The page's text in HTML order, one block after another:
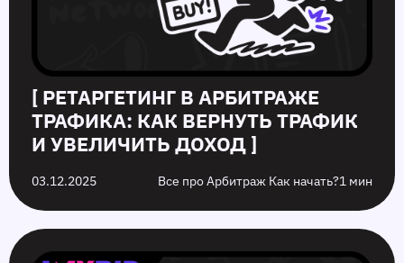
[ РЕТАРГЕТИНГ В АРБИТРАЖЕ
ТРАФИКА: КАК ВЕРНУТЬ ТРАФИК
И УВЕЛИЧИТЬ ДОХОД ]
03.12.2025 Все про Арбитраж Как начать?1 мин